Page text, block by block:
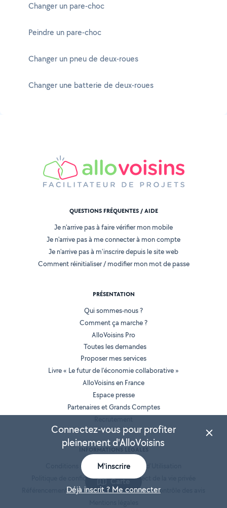
Changer un pare-choc
Peindre un pare-choc
Changer un pneu de deux-roues
Changer une batterie de deux-roues
Carte
QUESTIONS FRÉQUENTES / AIDE
Je n'arrive pas à faire vérifier mon mobile
Je n'arrive pas à me connecter à mon compte
Je n'arrive pas à m'inscrire depuis le site web
Comment réinitialiser / modifier mon mot de passe
PRÉSENTATION
Qui sommes-nous ?
Comment ça marche ?
AlloVoisins Pro
Toutes les demandes
Proposer mes services
Livre « Le futur de l'économie collaborative »
AlloVoisins en France
Espace presse
Partenaires et Grands Comptes
Conditions Générales de Vente et d'Utilisation
Politique de confidentialité et de respect de la vie privée
Référencement, classement des annonces et contrôle des avis
Connectez-vous pour profiter
pleinement d'AlloVoisins
M'inscrire
Déjà inscrit ? Me connecter